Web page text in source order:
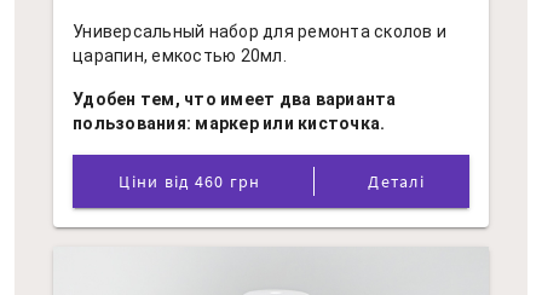
Универсальный набор для ремонта сколов и
царапин, емкостью 20мл.
Удобен тем, что имеет два варианта
пользования: маркер или кисточка.
Ціни від 460 грн Деталі